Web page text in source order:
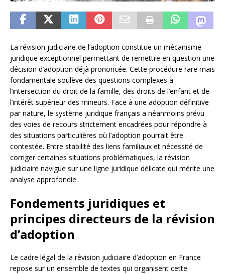
La révision judiciaire de l’adoption constitue un mécanisme
juridique exceptionnel permettant de remettre en question une
décision d’adoption déjà prononcée. Cette procédure rare mais
fondamentale soulève des questions complexes à
l’intersection du droit de la famille, des droits de l’enfant et de
l’intérêt supérieur des mineurs. Face à une adoption définitive
par nature, le système juridique français a néanmoins prévu
des voies de recours strictement encadrées pour répondre à
des situations particulières où l’adoption pourrait être
contestée. Entre stabilité des liens familiaux et nécessité de
corriger certaines situations problématiques, la révision
judiciaire navigue sur une ligne juridique délicate qui mérite une
analyse approfondie.
Fondements juridiques et
principes directeurs de la révision
d’adoption
Le cadre légal de la révision judiciaire d’adoption en France
repose sur un ensemble de textes qui organisent cette